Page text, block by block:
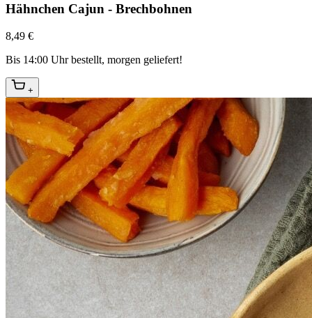
Hähnchen Cajun - Brechbohnen
8,49 €
Bis 14:00 Uhr bestellt, morgen geliefert!
+